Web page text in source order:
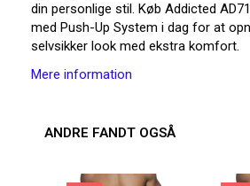
din personlige stil. Køb Addicted
med Push-Up System i dag for at
selvsikker look med ekstra komfort.
Mere information
ANDRE FANDT OGSÅ